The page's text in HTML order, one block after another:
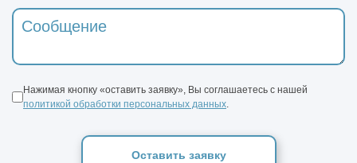
Нажимая кнопку «оставить заявку», Вы соглашаетесь с нашей
политикой обработки персональных данных.
Оставить заявку